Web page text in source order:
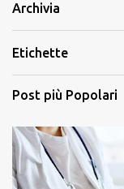
Archivia
Etichette
Post più Popolari